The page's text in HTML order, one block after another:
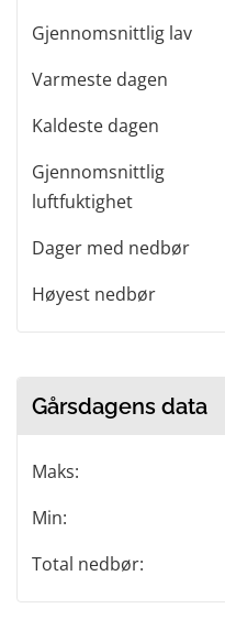
Gjennomsnittlig lav
Varmeste dagen
Kaldeste dagen
Gjennomsnittlig
luftfuktighet
Dager med nedbør
Høyest nedbør
Gårsdagens data
Maks:
Min:
Total nedbør: